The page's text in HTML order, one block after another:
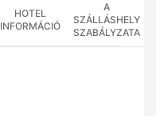
HOTEL
INFORMÁCIÓ
A
SZÁLLÁSHELY
SZABÁLYZATA